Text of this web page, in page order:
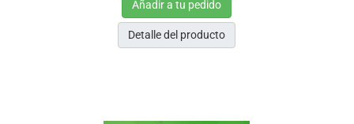
Añadir a tu pedido
Detalle del producto